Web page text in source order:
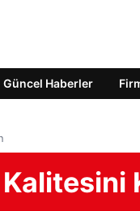
Güncel Haberler